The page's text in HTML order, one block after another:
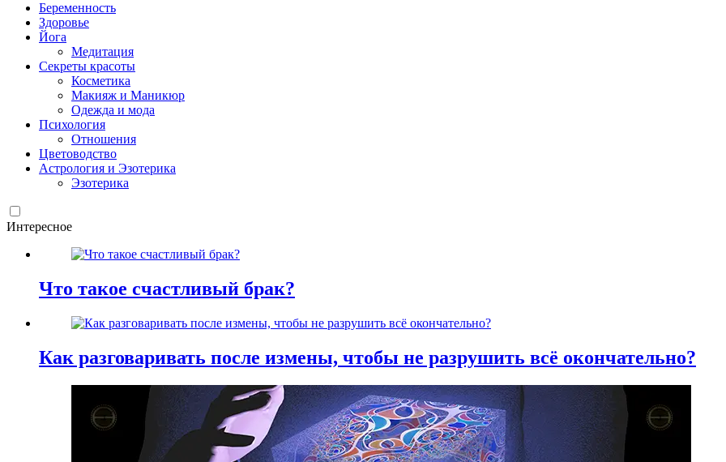
Беременность
Здоровье
Йога
Медитация
Секреты красоты
Косметика
Макияж и Маникюр
Одежда и мода
Психология
Отношения
Цветоводство
Астрология и Эзотерика
Эзотерика
Интересное
Что такое счастливый брак?
Как разговаривать после измены, чтобы не разрушить всё окончательно?